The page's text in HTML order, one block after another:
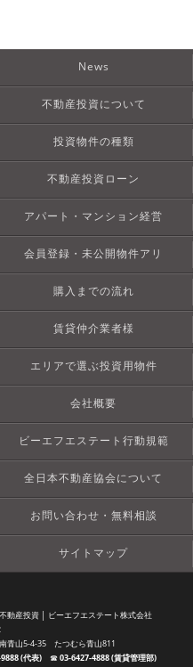
News
不動産投資について
投資物件の種類
不動産投資ローン
アパート・マンション経営
会員登録・未公開物件アリ
購入までの流れ
賃貸仲介業者様
エリアで選ぶ投資用物件
会社概要
ビーエフエステート行動規範
全日本不動産協会について
お問い合わせ・無料相談
サイトマップ
動産投資 │ ビーエフエステート株式会社
青山5-4-35 たつむら青山811
9888 (代表)☎︎03-6427-4888 (賃貸管理部)